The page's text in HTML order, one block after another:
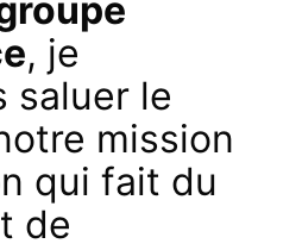
, je
saluer le
mission
qui fait du
de